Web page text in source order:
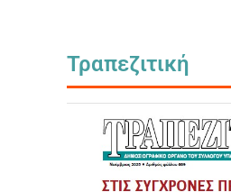
Τραπεζιτική